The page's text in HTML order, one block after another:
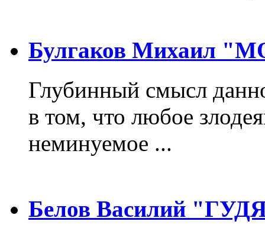
Булгаков Михаил
Глубинный смысл
в том, что любое
неминуемое ...
Белов Василий